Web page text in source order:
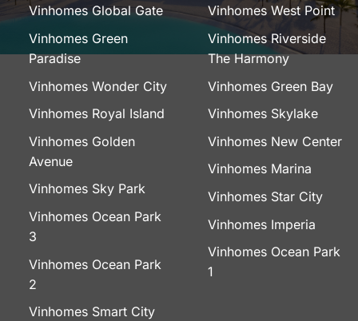
Vinhomes Global Gate
Vinhomes Green
Paradise
Vinhomes Wonder City
Vinhomes Royal Island
Vinhomes Golden
Avenue
Vinhomes Sky Park
Vinhomes Ocean Park
3
Vinhomes Ocean Park
2
Vinhomes Smart City
Vinhomes West Point
Vinhomes Riverside
The Harmony
Vinhomes Green Bay
Vinhomes Skylake
Vinhomes New Center
Vinhomes Marina
Vinhomes Star City
Vinhomes Imperia
Vinhomes Ocean Park
1